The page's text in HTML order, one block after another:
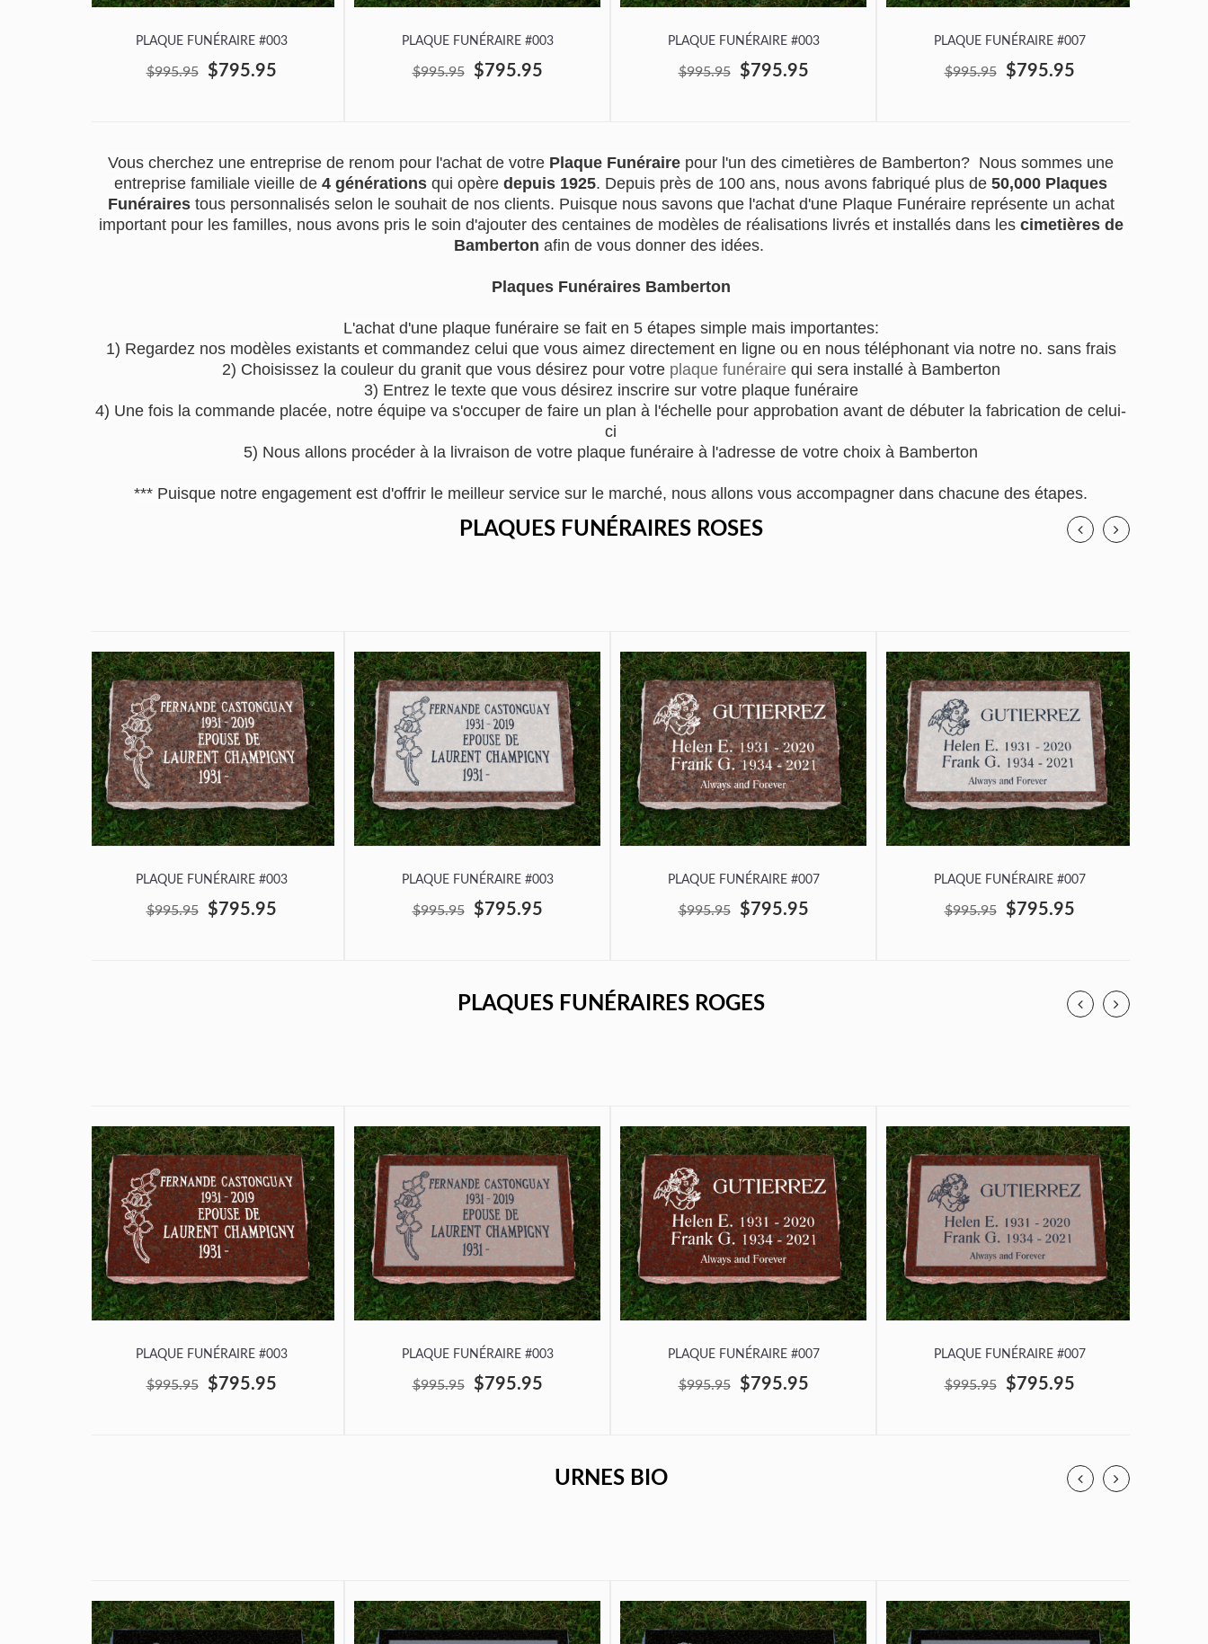
PLAQUE FUNÉRAIRE #003
$995.95 $795.95
PLAQUE FUNÉRAIRE #003
$995.95 $795.95
PLAQUE FUNÉRAIRE #003
$995.95 $795.95
PLAQUE FUNÉRAIRE #007
$995.95 $795.95
Vous cherchez une entreprise de renom pour l'achat de votre Plaque Funéraire pour l'un des cimetières de Bamberton? Nous sommes une
entreprise familiale vieille de 4 générations qui opère depuis 1925. Depuis près de 100 ans, nous avons fabriqué plus de 50,000 Plaques
Funérairestous personnalisés selon le souhait de nos clients. Puisque nous savons que l'achat d'une Plaque Funéraire représente un achat
important pour les familles, nous avons pris le soin d'ajouter des centaines de modèles de réalisations livrés et installés dans les cimetières de
Bamberton afin de vous donner des idées.
Plaques Funéraires Bamberton
L'achat d'une plaque funéraire se fait en 5 étapes simple mais importantes:
1) Regardez nos modèles existants et commandez celui que vous aimez directement en ligne ou en nous téléphonant via notre no. sans frais
2) Choisissez la couleur du granit que vous désirez pour votre plaque funérairequi sera installé à Bamberton
3) Entrez le texte que vous désirez inscrire sur votre plaque funéraire
4) Une fois la commande placée, notre équipe va s'occuper de faire un plan à l'échelle pour approbation avant de débuter la fabrication de celui-
ci
5) Nous allons procéder à la livraison de votre plaque funéraire à l'adresse de votre choix à Bamberton
*** Puisque notre engagement est d'offrir le meilleur service sur le marché, nous allons vous accompagner dans chacune des étapes.
PLAQUES FUNÉRAIRES ROSES
PLAQUE FUNÉRAIRE #003
$995.95 $795.95
PLAQUE FUNÉRAIRE #003
$995.95 $795.95
PLAQUE FUNÉRAIRE #007
$995.95 $795.95
PLAQUE FUNÉRAIRE #007
$995.95 $795.95
PLAQUES FUNÉRAIRES ROGES
PLAQUE FUNÉRAIRE #003
$995.95 $795.95
PLAQUE FUNÉRAIRE #003
$995.95 $795.95
PLAQUE FUNÉRAIRE #007
$995.95 $795.95
PLAQUE FUNÉRAIRE #007
$995.95 $795.95
URNES BIO